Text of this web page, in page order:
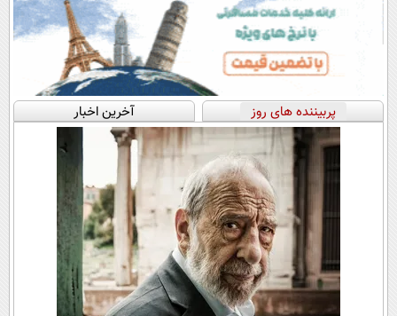
پربیننده های روز آخرین اخبار